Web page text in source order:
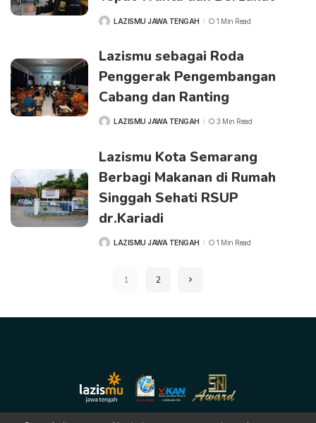
POSTEDLAZISMU JAWA TENGAH 1 Min Read
Lazismu sebagai Roda
Penggerak Pengembangan
Cabang dan Ranting
POSTEDLAZISMU JAWA TENGAH 3 Min Read
Lazismu Kota Semarang
Berbagi Makanan di Rumah
Singgah Sehati RSUP
dr.Kariadi
POSTEDLAZISMU JAWA TENGAH 1 Min Read
1 2